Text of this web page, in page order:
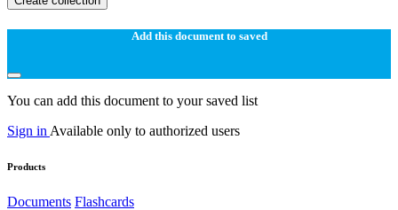
Add this document to saved
You can add this document to your saved list
Sign in Available only to authorized users
Products
Documents Flashcards